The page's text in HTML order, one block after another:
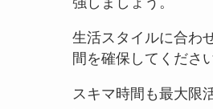
生活スタイルに合わ
間を確保してください
スキマ時間も最大限